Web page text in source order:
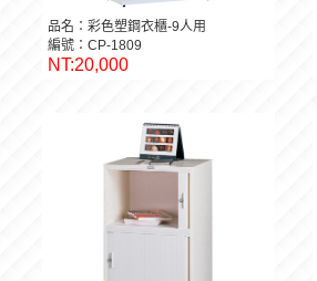
品名：彩色塑鋼衣櫃-9人用
編號：CP-1809
NT:20,000